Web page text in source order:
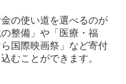
の使い道を選べるのが
整備」や「医療・福
国際映画祭」など寄付
むことができます。